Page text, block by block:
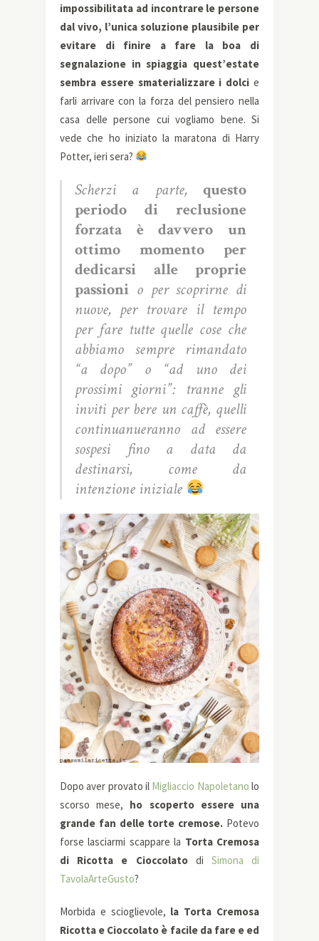
impossibilitata ad incontrare le persone
dal vivo, l’unica soluzione plausibile per
evitare di finire a fare la boa di
segnalazione in spiaggia quest’estate
sembra essere smaterializzare i dolci e
farli arrivare con la forza del pensiero nella
casa delle persone cui vogliamo bene. Si
vede che ho iniziato la maratona di Harry
Potter, ieri sera?
Scherzi a parte, questo
periodo di reclusione
forzata è davvero un
ottimo momento per
dedicarsi alle proprie
passioni o per scoprirne di
nuove, per trovare il tempo
per fare tutte quelle cose che
abbiamo sempre rimandato
“a dopo” o “ad uno dei
prossimi giorni”: tranne gli
inviti per bere un caffè, quelli
continuanueranno ad essere
sospesi fino a data da
destinarsi, come da
intenzione iniziale
Dopo aver provato il Migliaccio Napoletano lo
scorso mese, ho scoperto essere una
grande fan delle torte cremose. Potevo
forse lasciarmi scappare la Torta Cremosa
di Ricotta e Cioccolatodi Simona di
TavolaArteGusto?
Morbida e scioglievole, la Torta Cremosa
Ricotta e Cioccolato è facile da fare e ed